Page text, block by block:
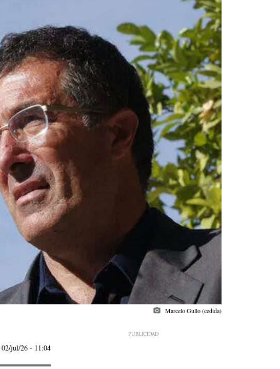
photo_camera Marcelo Gullo (cedida)
02/jul/26 - 11:04